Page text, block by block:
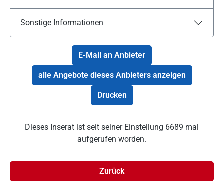
Sonstige Informationen
E-Mail an Anbieter
alle Angebote dieses Anbieters anzeigen
Drucken
Dieses Inserat ist seit seiner Einstellung 6689 mal
aufgerufen worden.
Zurück